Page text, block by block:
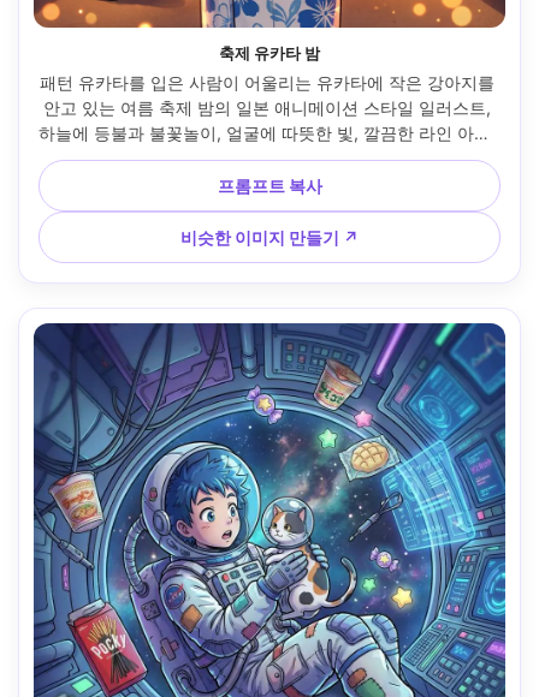
축제 유카타 밤
패턴 유카타를 입은 사람이 어울리는 유카타에 작은 강아지를
안고 있는 여름 축제 밤의 일본 애니메이션 스타일 일러스트,
하늘에 등불과 불꽃놀이, 얼굴에 따뜻한 빛, 깔끔한 라인 아트,
생생한 셀 음영, 축제 분위기, 낭만적인 보케 같은 반짝임, 아름
다운 구성 --ar 4:5
프롬프트 복사
비슷한 이미지 만들기 ↗